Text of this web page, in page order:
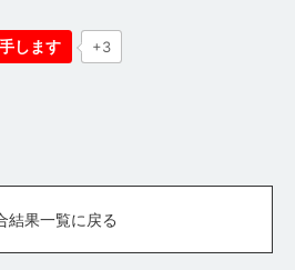
します +3
結果一覧に戻る